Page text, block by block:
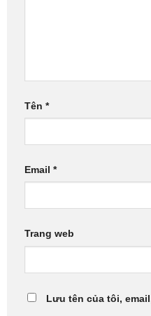
Tên *
Email *
Trang web
Lưu tên của tôi,